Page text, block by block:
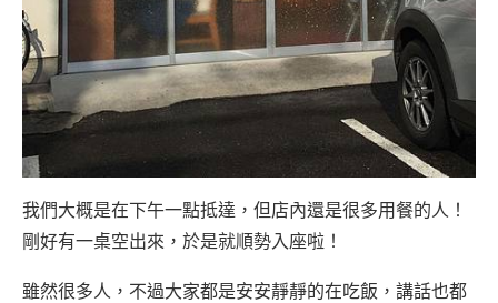
我們大概是在下午一點抵達，但店內還是很多用餐的人！
剛好有一桌空出來，於是就順勢入座啦！
雖然很多人，不過大家都是安安靜靜的在吃飯，講話也都